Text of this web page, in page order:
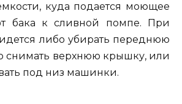
куда подается моющее
бака к сливной помпе. При
либо убирать переднюю
снимать верхнюю крышку, или
под низ машинки.